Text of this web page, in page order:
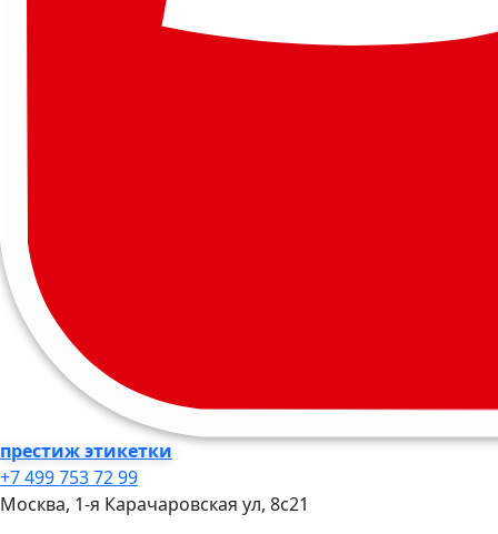
престиж этикетки
+7 499 753 72 99
Москва, 1-я Карачаровская ул, 8c21